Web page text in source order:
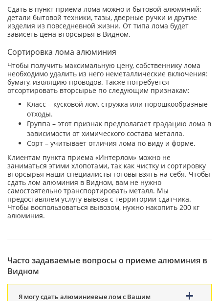
Сдать в пункт приема лома можно и бытовой алюминий:
детали бытовой техники, тазы, дверные ручки и другие
изделия из повседневной жизни. От типа лома будет
зависеть цена вторсырья в Видном.
Сортировка лома алюминия
Чтобы получить максимальную цену, собственнику лома
необходимо удалить из него неметаллические включения:
бумагу, изоляцию проводов. Также потребуется
отсортировать вторсырье по следующим признакам:
Класс – кусковой лом, стружка или порошкообразные
отходы.
Группа – этот признак предполагает градацию лома в
зависимости от химического состава металла.
Сорт – учитывает отличия лома по виду и форме.
Клиентам пункта приема «Интерлом» можно не
заниматься этими хлопотами, так как чистку и сортировку
вторсырья наши специалисты готовы взять на себя. Чтобы
сдать лом алюминия в Видном, вам не нужно
самостоятельно транспортировать металл. Мы
предоставляем услугу вывоза с территории сдатчика.
Чтобы воспользоваться вывозом, нужно накопить 200 кг
алюминия.
Часто задаваемые вопросы о приеме алюминия в
Видном
Я могу сдать алюминиевые лом с Вашим